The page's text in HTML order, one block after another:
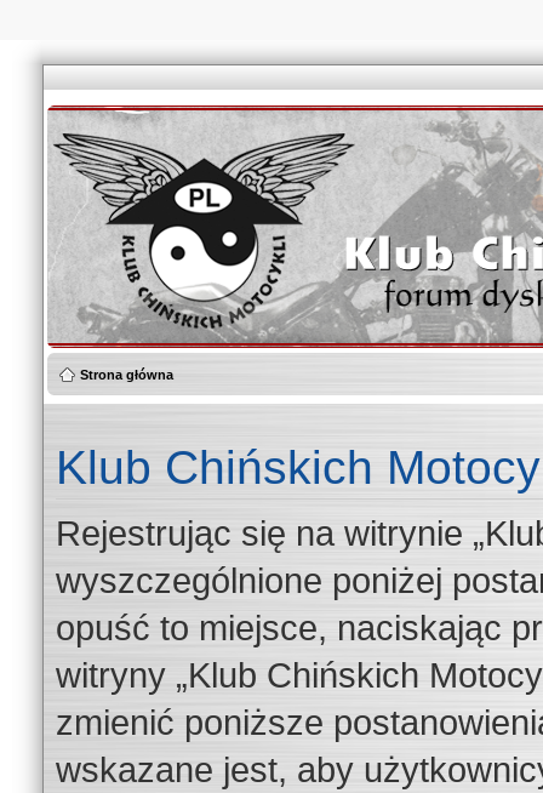
Strona główna
Klub Chińskich
Rejestrując się na witrynie
wyszczególnione poniżej
opuść to miejsce, naciskając
witryny „Klub Chińskich
zmienić poniższe
wskazane jest, aby